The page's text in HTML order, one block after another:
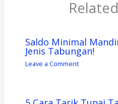
Saldo Minimal
Jenis Tabungan!
Leave a Comment